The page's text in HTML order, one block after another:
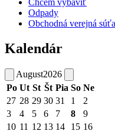
Chcem vybaviť
Odpady
Obchodná verejná
Kalendár
August2026
Po Ut St Št Pia So Ne
27 28 29 30 31 1
2
3
4 5 6 7 8
9
10 11 12 13 14 15 16